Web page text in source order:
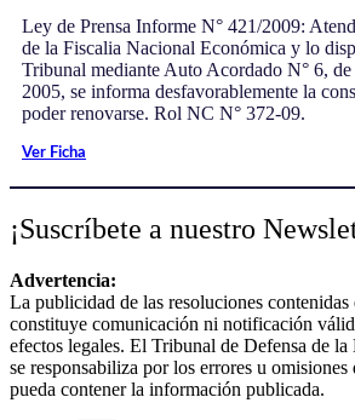
Ley de Prensa Informe N° 421/2009:
de la Fiscalia Nacional Económica y lo
Tribunal mediante Auto Acordado N° 6,
2005, se informa desfavorablemente la
poder renovarse. Rol NC N° 372-09.
Ver Ficha
¡Suscríbete a nuestro
Advertencia:
La publicidad de las resoluciones contenidas
constituye comunicación ni notificación
efectos legales. El Tribunal de Defensa de
se responsabiliza por los errores u omisiones
pueda contener la información publicada.